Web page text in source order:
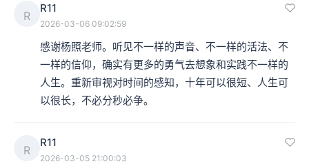
R
R11
2026-03-06 09:02:59
感谢杨照老师。听见不一样的声音、不一样的活法、不
一样的信仰，确实有更多的勇气去想象和实践不一样的
人生。重新审视对时间的感知，十年可以很短、人生可
以很长，不必分秒必争。
R
R11
2026-03-05 21:00:03